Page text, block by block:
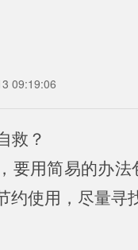
09:19:06
救？
要用简易的办
约使用，尽量寻